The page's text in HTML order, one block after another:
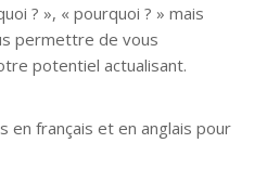
? », « pourquoi ? » mais
permettre de vous
potentiel actualisant.
en français et en anglais pour